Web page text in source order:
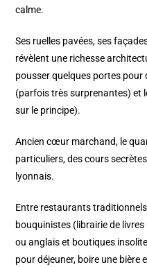
calme.
Ses ruelles pavées, ses
révèlent une richesse
pousser quelques portes pour
(parfois très surprenantes) et
sur le principe).
Ancien cœur marchand, le
particuliers, des cours
lyonnais.
Entre restaurants
bouquinistes (librairie de
ou anglais et boutiques
pour déjeuner, boire une bière